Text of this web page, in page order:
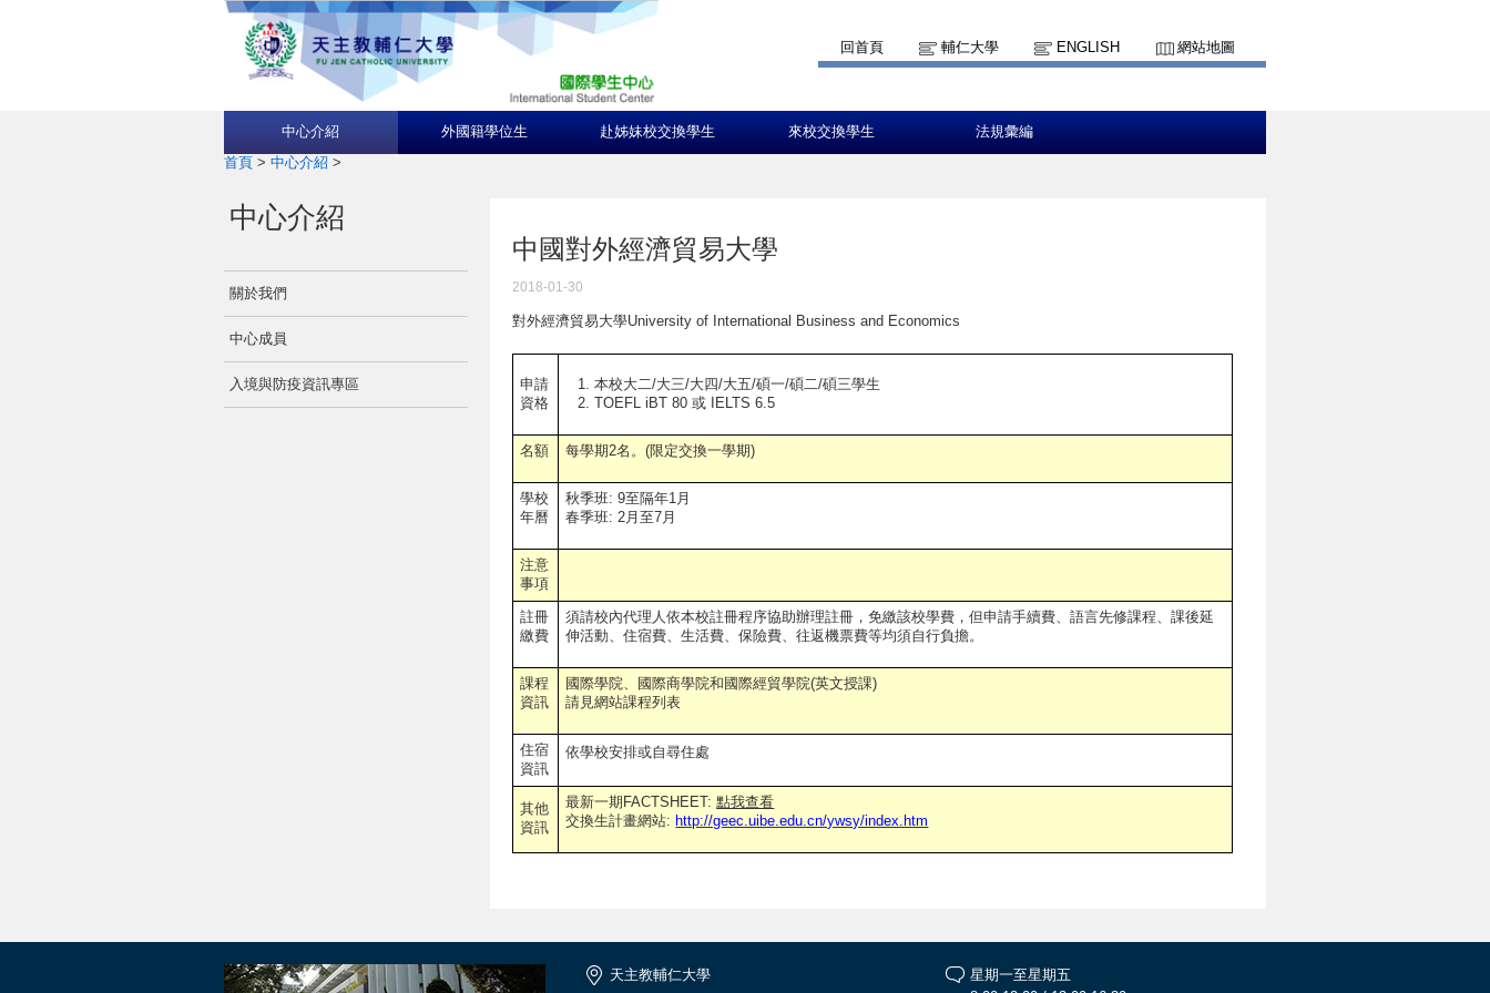
回首頁 輔仁大學 ENGLISH 網站地圖
中心介紹 外國籍學位生 赴姊妹校交換學生 來校交換學生 法規彙編
首頁 > 中心介紹 >
中心介紹
關於我們
中心成員
入境與防疫資訊專區
中國對外經濟貿易大學
2018-01-30
對外經濟貿易大學University of International Business and Economics
申請
資格
本校大二/大三/大四/大五/碩一/碩二/碩三學生
TOEFL iBT 80 或 IELTS 6.5
名額 每學期2名。(限定交換一學期)
學校
年曆
秋季班: 9至隔年1月
春季班: 2月至7月
注意
事項
註冊
繳費
須請校內代理人依本校註冊程序協助辦理註冊，免繳該校學費，但申請手續費、語言先修課程、課後延
伸活動、住宿費、生活費、保險費、往返機票費等均須自行負擔。
課程
資訊
國際學院、國際商學院和國際經貿學院(英文授課)
請見網站課程列表
住宿
資訊
依學校安排或自尋住處
其他
資訊
最新一期FACTSHEET:點我查看
交換生計畫網站: http://geec.uibe.edu.cn/ywsy/index.htm
天主教輔仁大學
星期一至星期五